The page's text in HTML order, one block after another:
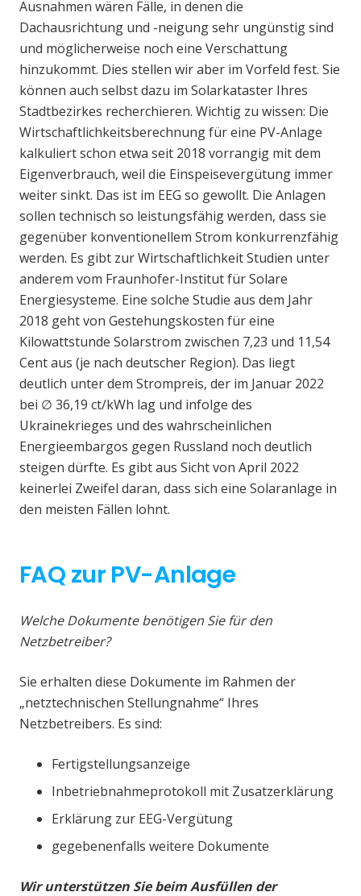
Ausnahmen wären Fälle, in denen die
Dachausrichtung und -neigung sehr ungünstig sind
und möglicherweise noch eine Verschattung
hinzukommt. Dies stellen wir aber im Vorfeld fest. Sie
können auch selbst dazu im Solarkataster Ihres
Stadtbezirkes recherchieren. Wichtig zu wissen: Die
Wirtschaftlichkeitsberechnung für eine PV-Anlage
kalkuliert schon etwa seit 2018 vorrangig mit dem
Eigenverbrauch, weil die Einspeisevergütung immer
weiter sinkt. Das ist im EEG so gewollt. Die Anlagen
sollen technisch so leistungsfähig werden, dass sie
gegenüber konventionellem Strom konkurrenzfähig
werden. Es gibt zur Wirtschaftlichkeit Studien unter
anderem vom Fraunhofer-Institut für Solare
Energiesysteme. Eine solche Studie aus dem Jahr
2018 geht von Gestehungskosten für eine
Kilowattstunde Solarstrom zwischen 7,23 und 11,54
Cent aus (je nach deutscher Region). Das liegt
deutlich unter dem Strompreis, der im Januar 2022
bei ∅ 36,19 ct/kWh lag und infolge des
Ukrainekrieges und des wahrscheinlichen
Energieembargos gegen Russland noch deutlich
steigen dürfte. Es gibt aus Sicht von April 2022
keinerlei Zweifel daran, dass sich eine Solaranlage in
den meisten Fällen lohnt.
FAQ zur PV-Anlage
Welche Dokumente benötigen Sie für den
Netzbetreiber?
Sie erhalten diese Dokumente im Rahmen der
„netztechnischen Stellungnahme“ Ihres
Netzbetreibers. Es sind:
Fertigstellungsanzeige
Inbetriebnahmeprotokoll mit Zusatzerklärung
Erklärung zur EEG-Vergütung
gegebenenfalls weitere Dokumente
Wir unterstützen Sie beim Ausfüllen der